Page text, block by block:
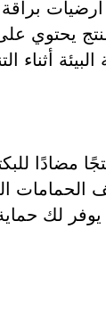
يحتوي على
أثناء
مضادًا
يوفر لك